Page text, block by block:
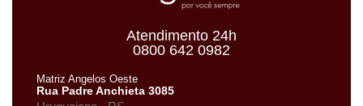
Atendimento 24h
0800 642 0982
Matriz Angelos Oeste
Rua Padre Anchieta 3085